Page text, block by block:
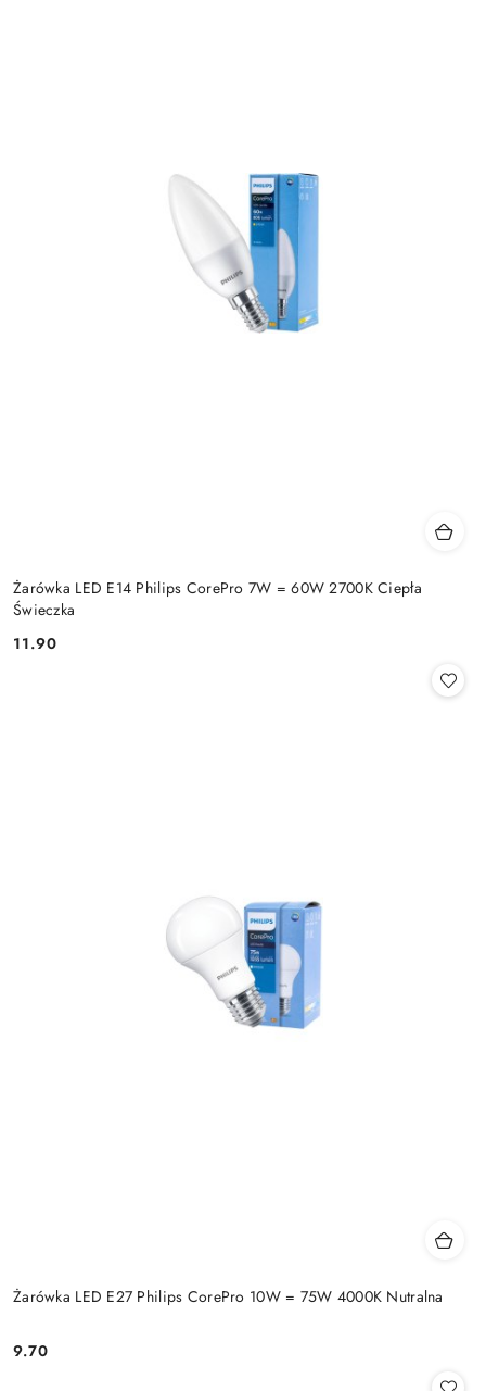
Żarówka LED E14 Philips CorePro 7W = 60W 2700K Ciepła
Świeczka
Cena:
11.90
Żarówka LED E27 Philips CorePro 10W = 75W 4000K Nutralna
Cena:
9.70